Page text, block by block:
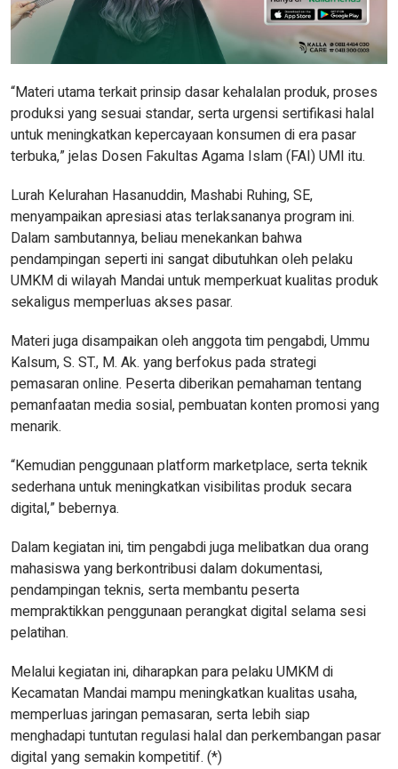
“Materi utama terkait prinsip dasar kehalalan produk, proses
produksi yang sesuai standar, serta urgensi sertifikasi halal
untuk meningkatkan kepercayaan konsumen di era pasar
terbuka,” jelas Dosen Fakultas Agama Islam (FAI) UMI itu.
Lurah Kelurahan Hasanuddin, Mashabi Ruhing, SE,
menyampaikan apresiasi atas terlaksananya program ini.
Dalam sambutannya, beliau menekankan bahwa
pendampingan seperti ini sangat dibutuhkan oleh pelaku
UMKM di wilayah Mandai untuk memperkuat kualitas produk
sekaligus memperluas akses pasar.
Materi juga disampaikan oleh anggota tim pengabdi, Ummu
Kalsum, S. ST., M. Ak. yang berfokus pada strategi
pemasaran online. Peserta diberikan pemahaman tentang
pemanfaatan media sosial, pembuatan konten promosi yang
menarik.
“Kemudian penggunaan platform marketplace, serta teknik
sederhana untuk meningkatkan visibilitas produk secara
digital,” bebernya.
Dalam kegiatan ini, tim pengabdi juga melibatkan dua orang
mahasiswa yang berkontribusi dalam dokumentasi,
pendampingan teknis, serta membantu peserta
mempraktikkan penggunaan perangkat digital selama sesi
pelatihan.
Melalui kegiatan ini, diharapkan para pelaku UMKM di
Kecamatan Mandai mampu meningkatkan kualitas usaha,
memperluas jaringan pemasaran, serta lebih siap
menghadapi tuntutan regulasi halal dan perkembangan pasar
digital yang semakin kompetitif. (*)